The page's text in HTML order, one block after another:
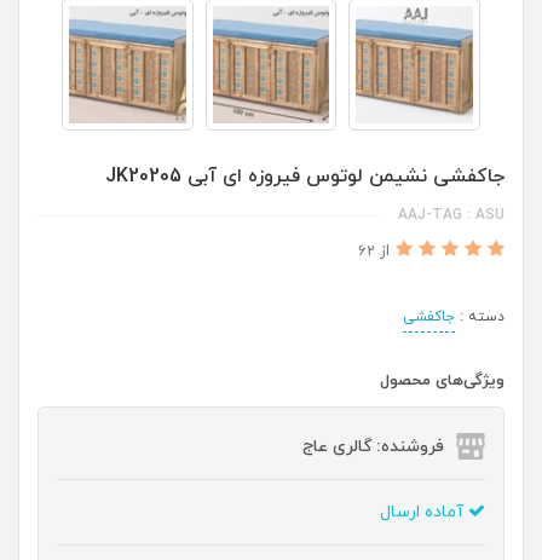
جاکفشی نشیمن لوتوس فیروزه ای آبی JK20205
AAJ-TAG : ASU
از 62
دسته : جاکفشی
ویژگی‌های محصول
فروشنده: گالری عاج
آماده ارسال